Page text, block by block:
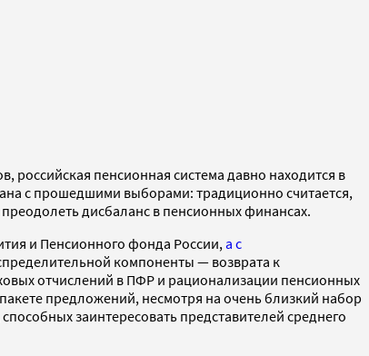
пенсионная система давно находится в
с прошедшими выборами: традиционно считается,
дисбаланс в пенсионных финансах.
и Пенсионного фонда России, а с
компоненты — возврата к
отчислений в ПФР и рационализации пенсионных
предложений, несмотря на очень близкий набор
заинтересовать представителей среднего